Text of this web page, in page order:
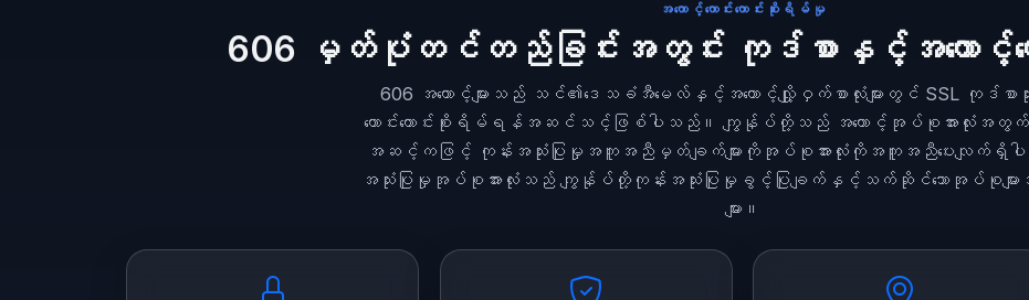
အကောင့်ကောင်းကောင်းစိုးရိမ်မှု
606 မှတ်ပုံတင်တည်ခြင်းအတွင်း ကုဒ်စာနှင့်အကောင့်ကော
606 အကောင့်များသည် သင်၏ဒေသခံအီမေလ်နှင့်အကောင့်လျှို့ဝှက်စာလုံးများတွင် SSL ကုဒ်စာသုံ
ကောင်းကောင်းစိုးရိမ်ရန်အဆင်သင့်ဖြစ်ပါသည်။ ကျွန်ုပ်တို့သည် အကောင့်အုပ်စုအားလုံးအတွက်
အဆင့်ကဖြင့် ကုန်းအသုံးပြုမှုအကူအညီမှတ်ချက်များကိုအုပ်စုအားလုံးကိုအကူအညီပေးလျက်ရှိ
အသုံးပြုမှုအုပ်စုအားလုံးသည် ကျွန်ုပ်တို့ကုန်းအသုံးပြုမှုခွင့်ပြုချက်နှင့်သက်ဆိုင်သောအုပ်စုများ
များ။